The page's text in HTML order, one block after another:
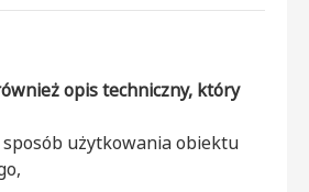
opis techniczny, który
użytkowania obiektu